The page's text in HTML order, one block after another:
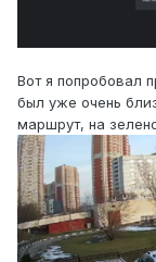
Вот я попробовал
был уже очень
маршрут, на